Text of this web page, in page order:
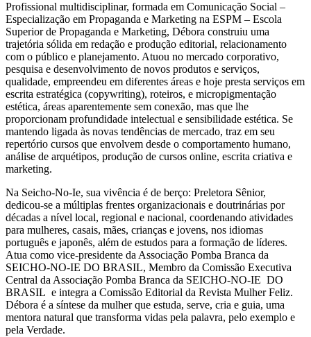
Profissional multidisciplinar, formada em Comunicação Social –
Especialização em Propaganda e Marketing na ESPM – Escola
Superior de Propaganda e Marketing, Débora construiu uma
trajetória sólida em redação e produção editorial, relacionamento
com o público e planejamento. Atuou no mercado corporativo,
pesquisa e desenvolvimento de novos produtos e serviços,
qualidade, empreendeu em diferentes áreas e hoje presta serviços em
escrita estratégica (copywriting), roteiros, e micropigmentação
estética, áreas aparentemente sem conexão, mas que lhe
proporcionam profundidade intelectual e sensibilidade estética. Se
mantendo ligada às novas tendências de mercado, traz em seu
repertório cursos que envolvem desde o comportamento humano,
análise de arquétipos, produção de cursos online, escrita criativa e
marketing.
Na Seicho-No-Ie, sua vivência é de berço: Preletora Sênior,
dedicou-se a múltiplas frentes organizacionais e doutrinárias por
décadas a nível local, regional e nacional, coordenando atividades
para mulheres, casais, mães, crianças e jovens, nos idiomas
português e japonês, além de estudos para a formação de líderes.
Atua como vice-presidente da Associação Pomba Branca da
SEICHO-NO-IE DO BRASIL, Membro da Comissão Executiva
Central da Associação Pomba Branca da SEICHO-NO-IE DO
BRASIL e integra a Comissão Editorial da Revista Mulher Feliz.
Débora é a síntese da mulher que estuda, serve, cria e guia, uma
mentora natural que transforma vidas pela palavra, pelo exemplo e
pela Verdade.